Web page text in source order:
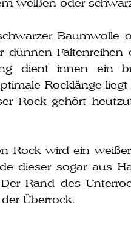
wei­ßen oder
Baumwolle
dün­nen
dient innen ein
Rocklänge
Rock gehört
Rock wird ein
die­ser sogar aus
Rand des
Überrock.